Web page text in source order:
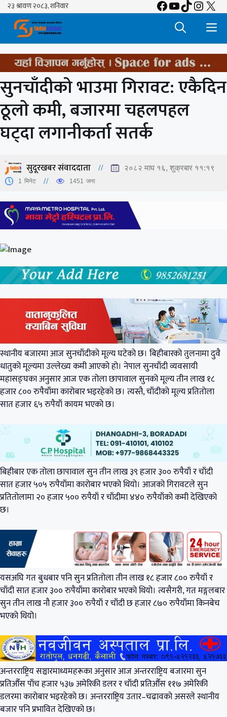
Skip
content
Facebook
YouTube
TikTok
X
सुनचाँदीको भाउमा गिरावट: एकैदिन
ठूलाे कमी, बजारमा चहलपहल
घट्दा लगानीकर्ता सतर्क
सुदूरखबर संवाददाता २०८२ माघ १६, शुक्रबार ११:१९
1 मिनेट 1451 जना
स्थानीय बजारमा आज सुनचाँदीको मूल्य घटेको छ। बिहीबारको तुलनामा दुवै
धातुको मूल्यमा उल्लेख्य कमी आएको हो। नेपाल सुनचाँदी व्यवसायी
महासङ्घका अनुसार आज एक तोला छापावाल सुनको मूल्य तीन लाख १८
हजार ८०० रुपैयाँमा कारोबार भइरहेको छ। त्यस्तै, चाँदीको मूल्य प्रतितोला
सात हजार ६५ रुपैयाँ कायम भएको छ।
बिहीबार एक तोला छापावाल सुन तीन लाख ३९ हजार ३०० रुपैयाँ र चाँदी
सात हजार ५०५ रुपैयाँमा कारोबार भएको थियो। आजको गिरावटले सुन
प्रतितोलामा २० हजार ५०० रुपैयाँ र चाँदीमा ४४० रुपैयाँको कमी देखिएको
छ।
यसअघि गत बुधबार पनि सुन प्रतितोला तीन लाख १८ हजार ८०० रुपैयाँ र
चाँदी सात हजार ३०० रुपैयाँमा कारोबार भएको थियो। त्यसैगरी, गत मङ्गलबार
सुन तीन लाख नौ हजार ३०० रुपैयाँ र चाँदी छ हजार ८७० रुपैयाँमा किनबेच
भएको थियो।
अन्तरराष्ट्रिय सञ्चारमाध्यमहरूका अनुसार आज अन्तरराष्ट्रिय बजारमा सुन
प्रतिऔँस पाँच हजार ५३७ अमेरिकी डलर र चाँदी प्रतिऔँस ११७ अमेरिकी
डलरमा कारोबार भइरहेको छ। अन्तरराष्ट्रिय उतार–चढावको असरले स्थानीय
बजार पनि प्रभावित देखिएको छ।